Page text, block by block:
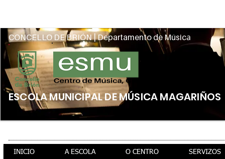
CONCELLO DE BRIÓN | Departamento de Música
ESCOLA MUNICIPAL DE MÚSICA MAGARIÑOS
INICIO A ESCOLA O CENTRO SERVIZOS